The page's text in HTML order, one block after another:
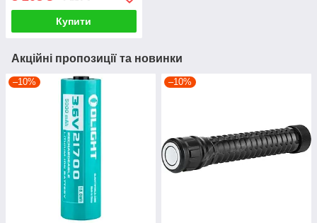
Купити
Акційні пропозиції та новинки
–10% –10%